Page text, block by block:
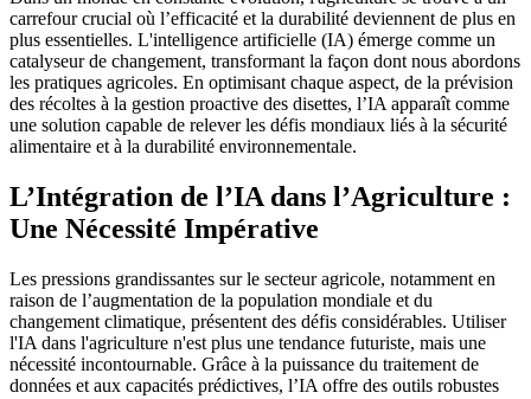
carrefour crucial où l’efficacité et la durabilité deviennent de plus en
plus essentielles. L'intelligence artificielle (IA) émerge comme un
catalyseur de changement, transformant la façon dont nous abordons
les pratiques agricoles. En optimisant chaque aspect, de la prévision
des récoltes à la gestion proactive des disettes, l’IA apparaît comme
une solution capable de relever les défis mondiaux liés à la sécurité
alimentaire et à la durabilité environnementale.
L’Intégration de l’IA dans l’Agriculture :
Une Nécessité Impérative
Les pressions grandissantes sur le secteur agricole, notamment en
raison de l’augmentation de la population mondiale et du
changement climatique, présentent des défis considérables. Utiliser
l'IA dans l'agriculture n'est plus une tendance futuriste, mais une
nécessité incontournable. Grâce à la puissance du traitement de
données et aux capacités prédictives, l’IA offre des outils robustes